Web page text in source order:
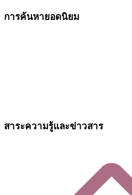
การค้นหายอดนิยม
สาระความรู้และข่าวสาร